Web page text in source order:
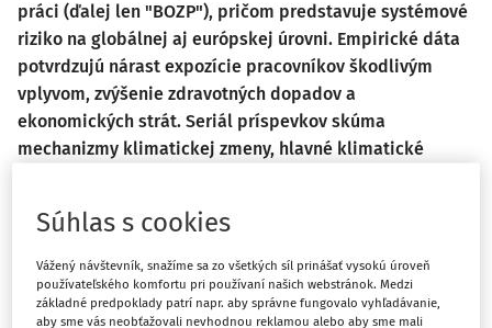
práci (ďalej len "BOZP"), pričom predstavuje systémové
riziko na globálnej aj európskej úrovni. Empirické dáta
potvrdzujú nárast expozície pracovníkov škodlivým
vplyvom, zvýšenie zdravotných dopadov a
ekonomických strát. Seriál príspevkov skúma
mechanizmy klimatickej zmeny, hlavné klimatické
najvýraznejšiemu prejavu klimatickej zmeny v
pracovnom prostredí, vrátane fyziologických
mechanizmov, sektorových špecifík a limitov platnej
legislatívy. Úvodná časť je zameraná na detailnú
Súhlas s cookies
Vážený návštevník, snažíme sa zo všetkých síl prinášať vysokú úroveň
používateľského komfortu pri používaní našich webstránok. Medzi
základné predpoklady patrí napr. aby správne fungovalo vyhľadávanie,
aby sme vás neobťažovali nevhodnou reklamou alebo aby sme mali